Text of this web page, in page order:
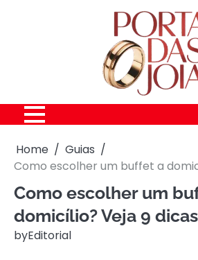
Home
Guias
Como escolher um buffet a
Como escolher um
domicílio? Veja 9
byEditorial